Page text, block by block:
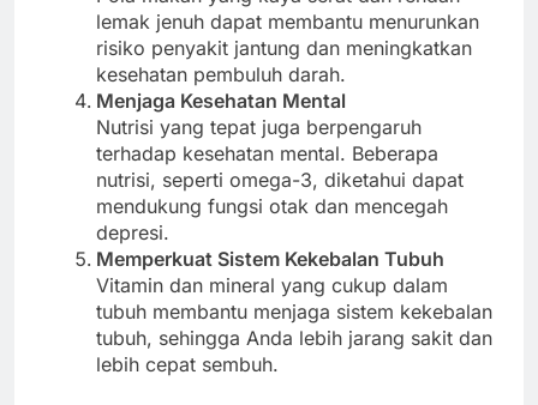
lemak jenuh dapat membantu menurunkan
risiko penyakit jantung dan meningkatkan
kesehatan pembuluh darah.
Menjaga Kesehatan Mental
Nutrisi yang tepat juga berpengaruh
terhadap kesehatan mental. Beberapa
nutrisi, seperti omega-3, diketahui dapat
mendukung fungsi otak dan mencegah
depresi.
Memperkuat Sistem Kekebalan Tubuh
Vitamin dan mineral yang cukup dalam
tubuh membantu menjaga sistem kekebalan
tubuh, sehingga Anda lebih jarang sakit dan
lebih cepat sembuh.